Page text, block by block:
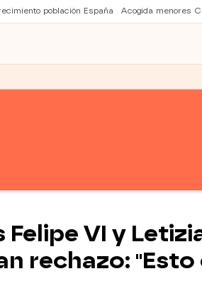
población España Acogida menores
VI y
rechazo: